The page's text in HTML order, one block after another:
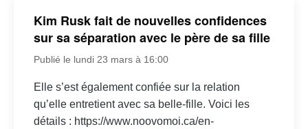
Kim Rusk fait de nouvelles confidences
sur sa séparation avec le père de sa fille
Publié le lundi 23 mars à 16:00
Elle s’est également confiée sur la relation
qu’elle entretient avec sa belle-fille. Voici les
détails : https://www.noovomoi.ca/en-